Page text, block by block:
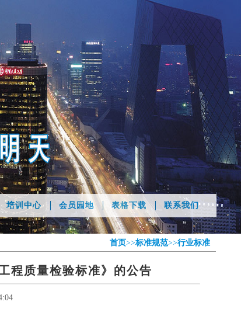
培训中心 会员园地 表格下载 联系我们
首页>>标准规范>>行业标准
程质量检验标准》的公告